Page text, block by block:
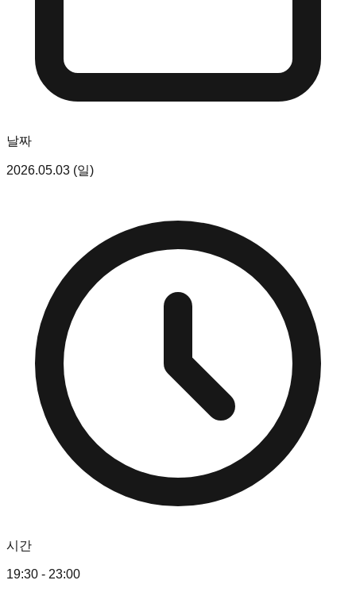
날짜
2026.05.03 (일)
시간
19:30 - 23:00